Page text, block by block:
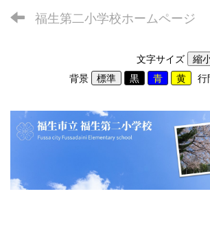
福生第二小学校ホームページ
文字サイズ
背景
行